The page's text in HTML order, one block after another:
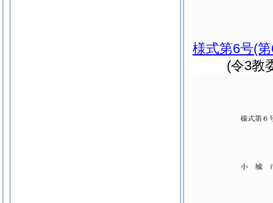
様式第6号(
(令3教